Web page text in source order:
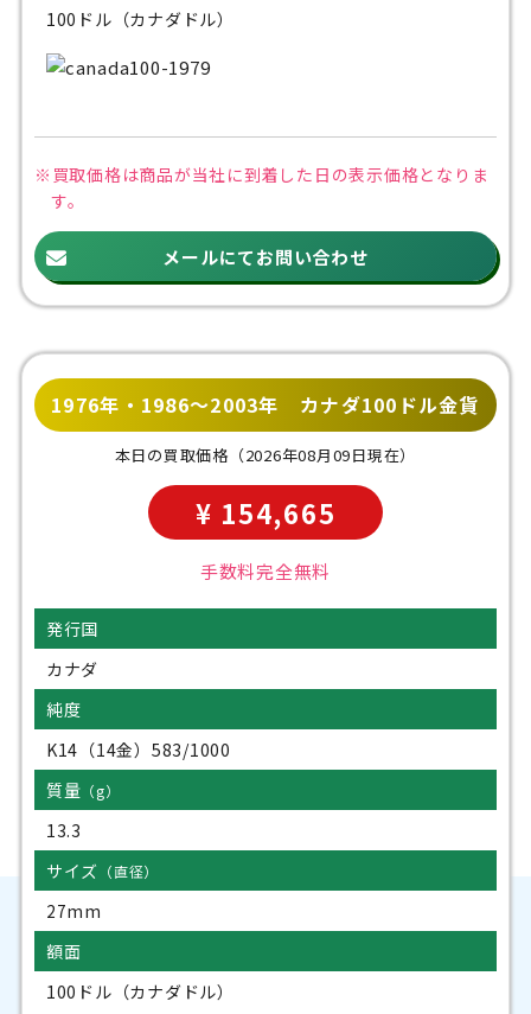
100ドル（カナダドル）
※買取価格は商品が当社に到着した日の表示価格となりま
す。
メールにてお問い合わせ
1976年・1986～2003年 カナダ100ドル金貨
本日の買取価格 （2026年08月09日現在）
¥ 154,665
手数料完全無料
発行国
カナダ
純度
K14（14金）583/1000
質量 （g）
13.3
サイズ （直径）
27mm
額面
100ドル（カナダドル）